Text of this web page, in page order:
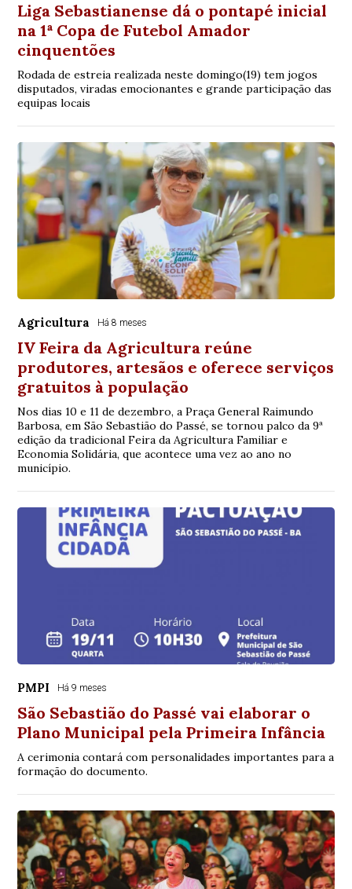
Liga Sebastianense dá o pontapé inicial
na 1ª Copa de Futebol Amador
cinquentões
Rodada de estreia realizada neste domingo(19) tem jogos
disputados, viradas emocionantes e grande participação das
equipas locais
Agricultura Há 8 meses
IV Feira da Agricultura reúne
produtores, artesãos e oferece serviços
gratuitos à população
Nos dias 10 e 11 de dezembro, a Praça General Raimundo
Barbosa, em São Sebastião do Passé, se tornou palco da 9ª
edição da tradicional Feira da Agricultura Familiar e
Economia Solidária, que acontece uma vez ao ano no
município.
PMPI Há 9 meses
São Sebastião do Passé vai elaborar o
Plano Municipal pela Primeira Infância
A cerimonia contará com personalidades importantes para a
formação do documento.